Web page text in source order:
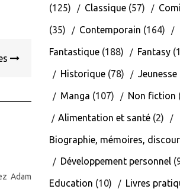
Adam
(125) Classique(57)
(35) Contemporain (164)
Fantastique(188) Fantasy
Historique(78) Jeunesse
Manga (107) Non fiction
Alimentation et santé(2)
Biographie, mémoires,
Développement personnel
Education (10) Livres